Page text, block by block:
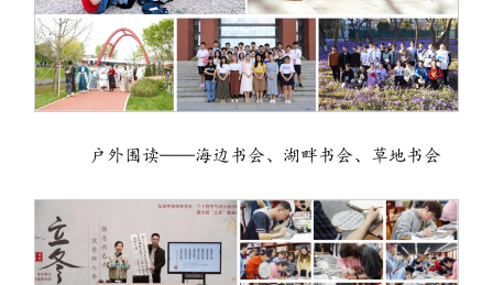
户外围读——海边书会、湖畔书会、草地书会